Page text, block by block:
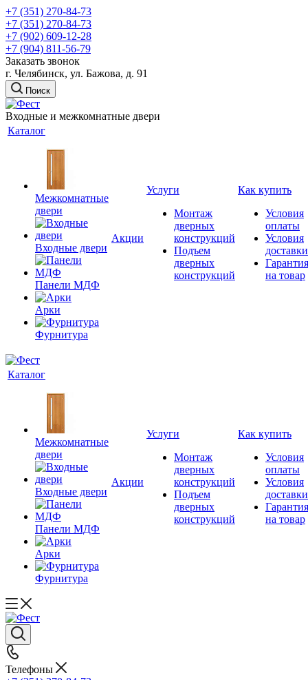
+7 (351) 270-84-73
+7 (351) 270-84-73
+7 (902) 609-12-28
+7 (904) 811-56-79
Заказать звонок
г. Челябинск, ул. Бажова, д. 91
Поиск
Входные и межкомнатные двери
Каталог
Межкомнатные
двери
Входные двери
Панели МДФ
Арки
Фурнитура
Акции
Услуги
Монтаж
дверных
конструкций
Подъем
дверных
конструкций
Как купить
Условия
оплаты
Условия
доставки
Гарантия
на товар
Каталог
Межкомнатные
двери
Входные двери
Панели МДФ
Арки
Фурнитура
Акции
Услуги
Монтаж
дверных
конструкций
Подъем
дверных
конструкций
Как купить
Условия
оплаты
Условия
доставки
Гарантия
на товар
Телефоны